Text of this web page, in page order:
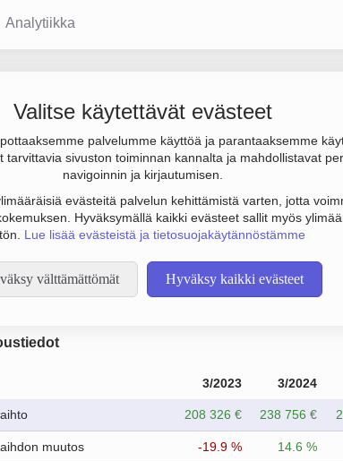
Analytiikka
Valitse käytettävät evästeet
palvelumme käyttöä ja parantaaksemme
tarvittavia sivuston toiminnan kannalta ja mahdollistavat
navigoinnin ja kirjautumisen.
evästeitä palvelun kehittämistä varten, jotta
Hyväksymällä kaikki evästeet sallit myös
Lue lisää evästeistä ja tietosuojakäytännöstämme
välttämättömät Hyväksy kaikki evästeet
€ ja henkilöstömäärä 1. Sen päätoimiala on
(OY).
3/2023 3/2024
208 326 € 238 756 €
muutos -19.9 % 14.6 %